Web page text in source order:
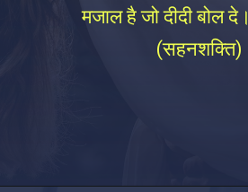
मजाल है जो दीदी बोल
(सहनशक्ति)